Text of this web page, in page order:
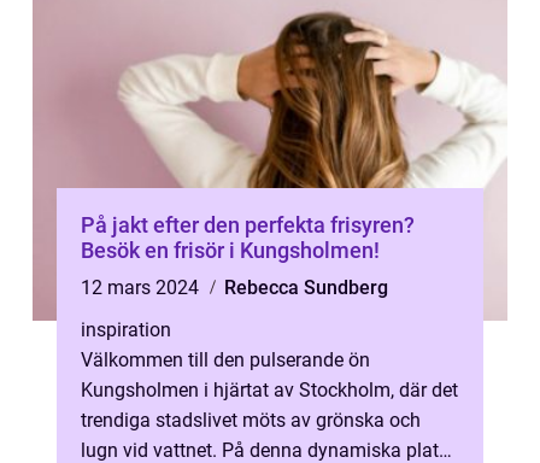
På jakt efter den perfekta frisyren?
Besök en frisör i Kungsholmen!
12 mars 2024
Rebecca Sundberg
inspiration
Välkommen till den pulserande ön
Kungsholmen i hjärtat av Stockholm, där det
trendiga stadslivet möts av grönska och
lugn vid vattnet. På denna dynamiska plats